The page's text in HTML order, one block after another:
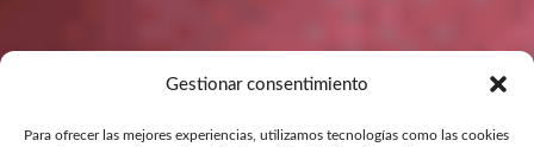
Gestionar consentimiento
Para ofrecer las mejores experiencias, utilizamos tecnologías como las cookies